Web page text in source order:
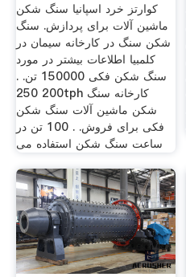
کوارتز خرد اسپانیا سنگ شکن
ماشین آلات برای پردازش. سنگ
شکن سنگ در کارخانه سیمان در
کلمبیا اطلاعات بیشتر در مورد
سنگ شکن فکی 150000 تن. .
200 250tph کارخانه سنگ
شکن ماشین آلات سنگ شکن
فکی برای فروش. . 100 تن در
ساعت سنگ شکن استفاده می